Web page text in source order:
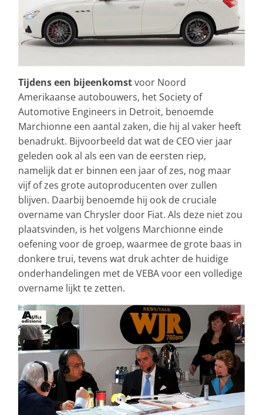
Tijdens een bijeenkomstvoor Noord
Amerikaanse autobouwers, het Society of
Automotive Engineers in Detroit, benoemde
Marchionne een aantal zaken, die hij al vaker heeft
benadrukt. Bijvoorbeeld dat wat de CEO vier jaar
geleden ook al als een van de eersten riep,
namelijk dat er binnen een jaar of zes, nog maar
vijf of zes grote autoproducenten over zullen
blijven. Daarbij benoemde hij ook de cruciale
overname van Chrysler door Fiat. Als deze niet zou
plaatsvinden, is het volgens Marchionne einde
oefening voor de groep, waarmee de grote baas in
donkere trui, tevens wat druk achter de huidige
onderhandelingen met de VEBA voor een volledige
overname lijkt te zetten.